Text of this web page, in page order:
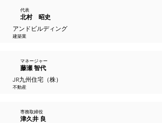
代表
北村 昭史
アンドビルディング
建築業
マネージャー
藤瀬 智代
JR九州住宅（株）
不動産
専務取締役
津久井 良